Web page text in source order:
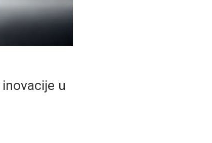
u